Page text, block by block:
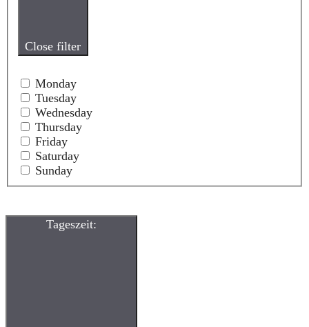
Close filter
Monday
Tuesday
Wednesday
Thursday
Friday
Saturday
Sunday
Tageszeit: